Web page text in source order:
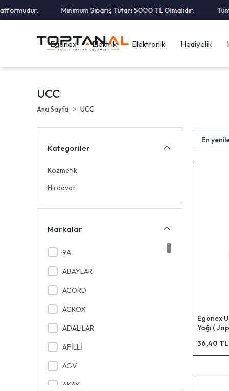
Minimum Sipariş Tutarı 5000 TL Olmalıdır. Tüm
Egonex Elektrik Elektronik Hediyelik
UCC
Ana Sayfa UCC
Kategoriler
Kozmetik
Hırdavat
Markalar
9A
ABAYLAR
ACORD
ACROX
ADALILAR
AFİLLİ
AGV
AKAY
Egonex
Yağı (
Makine &
10ml
36,40 TL